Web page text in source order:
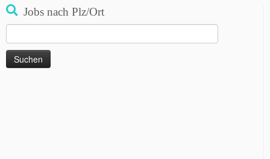
Jobs nach Plz/Ort
nach: